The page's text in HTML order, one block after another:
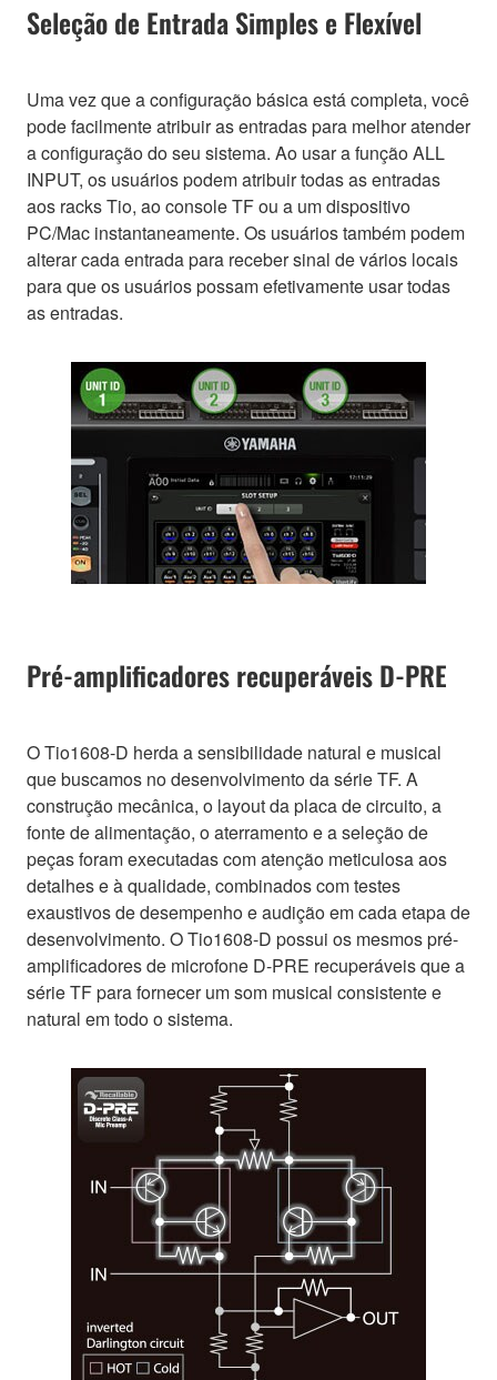
Seleção de Entrada Simples e Flexível
Uma vez que a configuração básica está completa, você
pode facilmente atribuir as entradas para melhor atender
a configuração do seu sistema. Ao usar a função ALL
INPUT, os usuários podem atribuir todas as entradas
aos racks Tio, ao console TF ou a um dispositivo
PC/Mac instantaneamente. Os usuários também podem
alterar cada entrada para receber sinal de vários locais
para que os usuários possam efetivamente usar todas
as entradas.
Pré-amplificadores recuperáveis D-PRE
O Tio1608-D herda a sensibilidade natural e musical
que buscamos no desenvolvimento da série TF. A
construção mecânica, o layout da placa de circuito, a
fonte de alimentação, o aterramento e a seleção de
peças foram executadas com atenção meticulosa aos
detalhes e à qualidade, combinados com testes
exaustivos de desempenho e audição em cada etapa de
desenvolvimento. O Tio1608-D possui os mesmos pré-
amplificadores de microfone D-PRE recuperáveis que a
série TF para fornecer um som musical consistente e
natural em todo o sistema.